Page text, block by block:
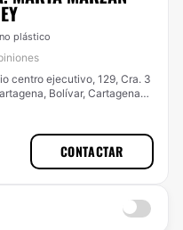
plástico
centro ejecutivo, 129, Cra. 3
Bolívar, Cartagena
CONTACTAR